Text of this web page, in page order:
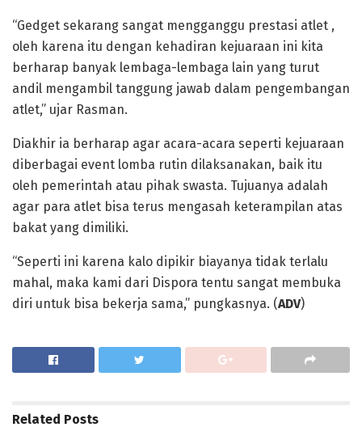
“Gedget sekarang sangat mengganggu prestasi atlet ,
oleh karena itu dengan kehadiran kejuaraan ini kita
berharap banyak lembaga-lembaga lain yang turut
andil mengambil tanggung jawab dalam pengembangan
atlet,” ujar Rasman.
Diakhir ia berharap agar acara-acara seperti kejuaraan
diberbagai event lomba rutin dilaksanakan, baik itu
oleh pemerintah atau pihak swasta. Tujuanya adalah
agar para atlet bisa terus mengasah keterampilan atas
bakat yang dimiliki.
“Seperti ini karena kalo dipikir biayanya tidak terlalu
mahal, maka kami dari Dispora tentu sangat membuka
diri untuk bisa bekerja sama,” pungkasnya. (ADV)
Related Posts